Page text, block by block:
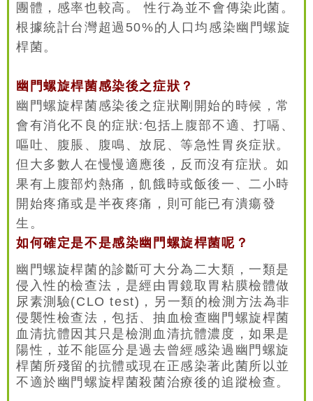
團體，感率也較高。 性行為並不會傳染此菌。
根據統計台灣超過50%的人口均感染幽門螺旋
桿菌。
幽門螺旋桿菌感染後之症狀？
幽門螺旋桿菌感染後之症狀剛開始的時候，常
會有消化不良的症狀:包括上腹部不適、打嗝、
嘔吐、腹脹、腹鳴、放屁、等急性胃炎症狀。
但大多數人在慢慢適應後，反而沒有症狀。如
果有上腹部灼熱痛，飢餓時或飯後一、二小時
開始疼痛或是半夜疼痛，則可能已有潰瘍發
生。
如何確定是不是感染幽門螺旋桿菌呢？
幽門螺旋桿菌的診斷可大分為二大類，一類是
侵入性的檢查法，是經由胃鏡取胃粘膜檢體做
尿素測驗(CLO test)，另一類的檢測方法為非
侵襲性檢查法，包括、抽血檢查幽門螺旋桿菌
血清抗體因其只是檢測血清抗體濃度，如果是
陽性，並不能區分是過去曾經感染過幽門螺旋
桿菌所殘留的抗體或現在正感染著此菌所以並
不適於幽門螺旋桿菌殺菌治療後的追蹤檢查。